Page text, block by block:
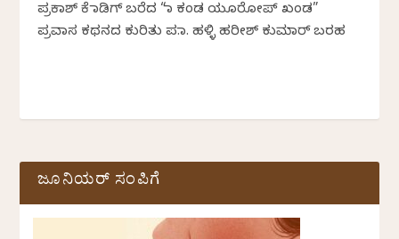
ಪ್ರಕಾಶ್ ಕೆ ನಾಡಿಗ್ ಬರೆದ “ನಾ ಕಂಡ ಯೂರೋಪ್ ಖಂಡ”
ಪ್ರವಾಸ ಕಥನದ ಕುರಿತು ಪ.ನಾ. ಹಳ್ಳಿ ಹರೀಶ್‌ ಕುಮಾರ್‌ ಬರಹ
ಜೂನಿಯರ್ ಸಂಪಿಗೆ